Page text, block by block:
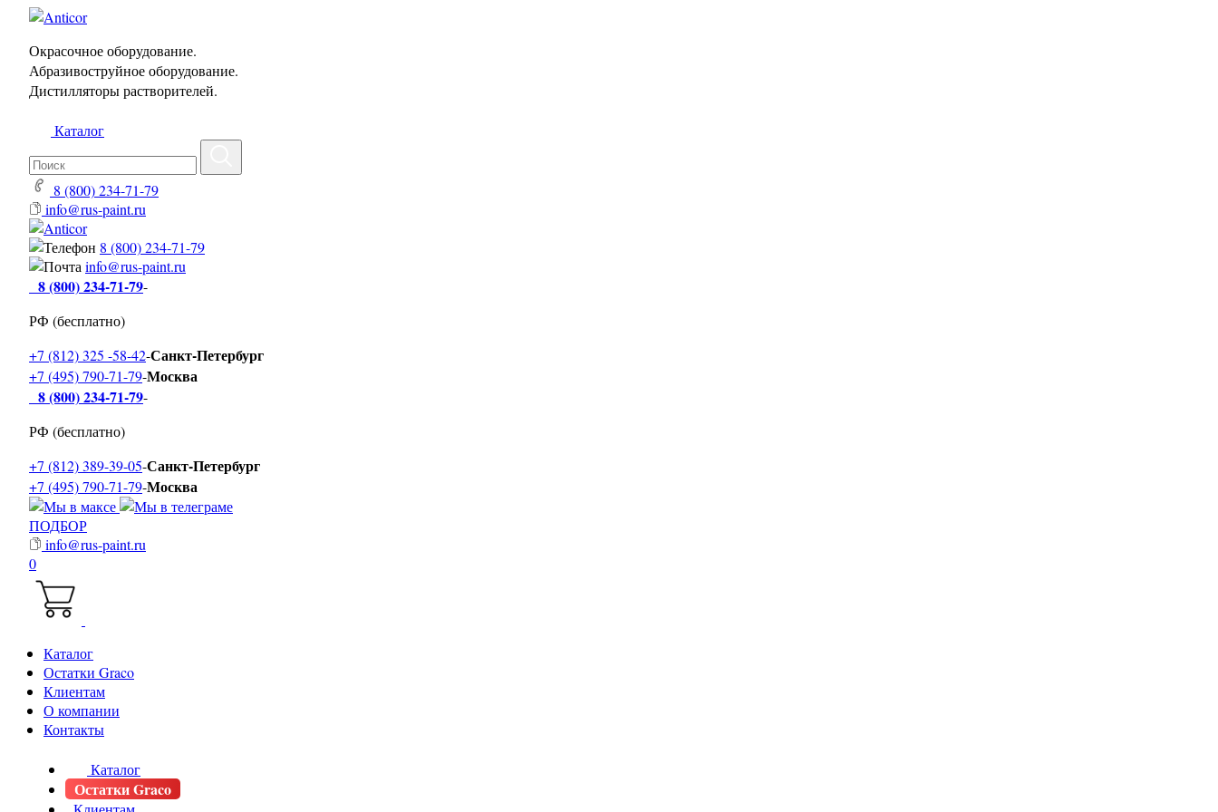
Окрасочное оборудование.
Абразивоструйное оборудование.
Дистилляторы растворителей.
Каталог
8 (800) 234-71-79
info@rus-paint.ru
8 (800) 234-71-79
info@rus-paint.ru
8 (800) 234-71-79-
РФ (бесплатно)
+7 (812) 325 -58-42-Санкт-Петербург
+7 (495) 790-71-79-Москва
8 (800) 234-71-79-
РФ (бесплатно)
+7 (812) 389-39-05-Санкт-Петербург
+7 (495) 790-71-79-Москва
ПОДБОР
info@rus-paint.ru
0
Каталог
Остатки Graco
Клиентам
О компании
Контакты
Каталог
Остатки Graco